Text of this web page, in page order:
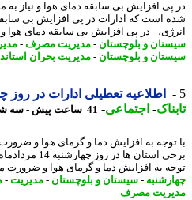
افزایش بی سابقه دمای هوا و نیاز به
است که ادارات در پی افزایش بی سابقه
- در پی افزایش بی سابقه دمای هوا و ...
و بلوچستان-مدیریت مصرف- مدیریت
و بلوچستان-مدیریت بحران استانداری
اطلاعیه تعطیلی ادارات در روز
-اجتماعی-41 ساعت پیش - سه شنبه 13 مرداد 1405، 21:45
به افزایش دما و گرمای هوا و ضرورت
برخی استان ها در روز
به افزایش دما و گرمای هوا و ضرورت
-سیستان و بلوچستان-مدیریت-
مصرف